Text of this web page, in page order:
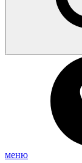
меню